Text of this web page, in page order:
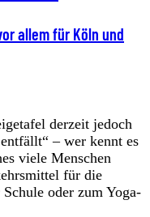
allem für Köln und
derzeit jedoch
– wer kennt es
viele Menschen
für die
oder zum Yoga-